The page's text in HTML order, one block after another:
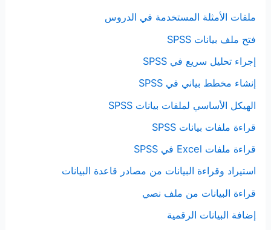
ملفات الأمثلة المستخدمة في الدروس
فتح ملف بيانات SPSS
إجراء تحليل سريع في SPSS
إنشاء مخطط بياني في SPSS
الهيكل الأساسي لملفات بيانات SPSS
قراءة ملفات بيانات SPSS
قراءة ملفات Excel في SPSS
استيراد وقراءة البيانات من مصادر قاعدة البيانات
قراءة البيانات من ملف نصي
إضافة البيانات الرقمية